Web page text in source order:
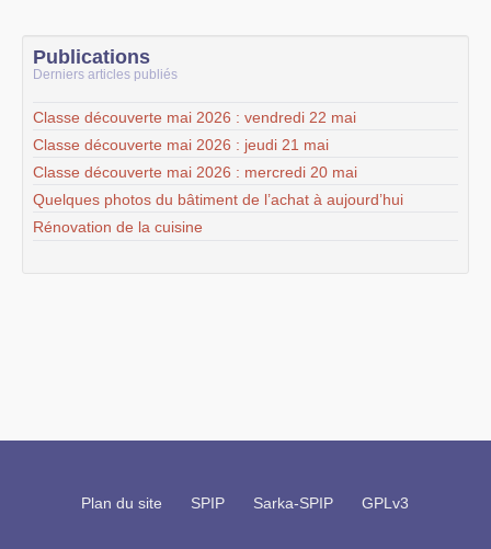
Publications
Derniers articles publiés
Classe découverte mai 2026 : vendredi 22 mai
Classe découverte mai 2026 : jeudi 21 mai
Classe découverte mai 2026 : mercredi 20 mai
Quelques photos du bâtiment de l’achat à aujourd’hui
Rénovation de la cuisine
Plan du site SPIP Sarka-SPIP GPLv3